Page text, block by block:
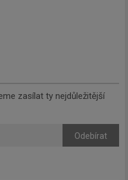
zasílat ty nejdůležitější
Odebírat